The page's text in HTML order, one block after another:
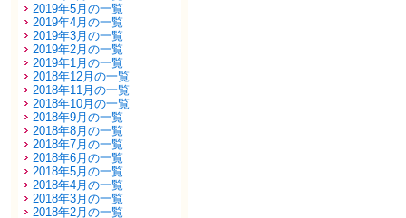
2019年5月の一覧
2019年4月の一覧
2019年3月の一覧
2019年2月の一覧
2019年1月の一覧
2018年12月の一覧
2018年11月の一覧
2018年10月の一覧
2018年9月の一覧
2018年8月の一覧
2018年7月の一覧
2018年6月の一覧
2018年5月の一覧
2018年4月の一覧
2018年3月の一覧
2018年2月の一覧